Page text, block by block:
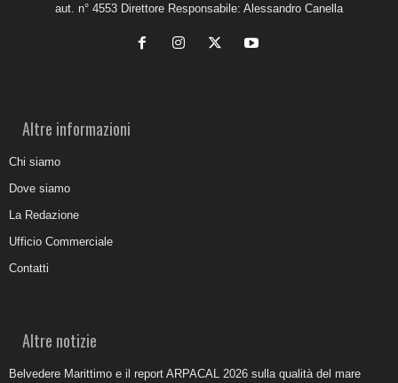
aut. n° 4553 Direttore Responsabile: Alessandro Canella
Altre informazioni
Chi siamo
Dove siamo
La Redazione
Ufficio Commerciale
Contatti
Altre notizie
Belvedere Marittimo e il report ARPACAL 2026 sulla qualità del mare